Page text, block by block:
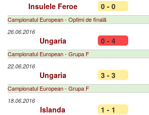
Insulele Feroe 0 - 0
Campionatul European - Optimi de finală
26.06.2016
Ungaria 0 - 4
Campionatul European - Grupa F
22.06.2016
Ungaria 3 - 3
Campionatul European - Grupa F
18.06.2016
Islanda 1 - 1